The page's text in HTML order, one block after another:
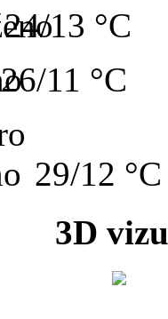
24/13 °C
26/11 °C
29/12 °C
3D